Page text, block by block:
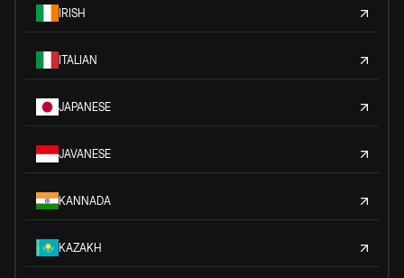
IRISH
ITALIAN
JAPANESE
JAVANESE
KANNADA
KAZAKH